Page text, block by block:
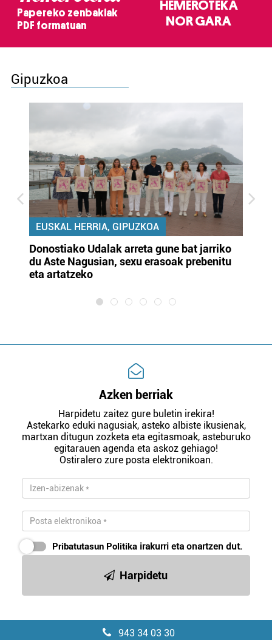
Papereko zenbakiak
PDF formatuan
HEMEROTEKA
NOR GARA
Gipuzkoa
EUSKAL HERRIA, GIPUZKOA
Donostiako Udalak arreta gune bat jarriko
du Aste Nagusian, sexu erasoak prebenitu
eta artatzeko
Azken berriak
Harpidetu zaitez gure buletin irekira!
Astekarko eduki nagusiak, asteko albiste ikusienak,
martxan ditugun zozketa eta egitasmoak, asteburuko
egitarauen agenda eta askoz gehiago!
Ostiralero zure posta elektronikoan.
Pribatutasun Politika irakurri eta onartzen dut.
Harpidetu
943 34 03 30